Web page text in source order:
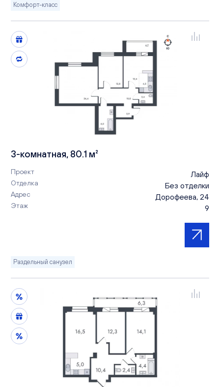
Комфорт-класс
3-комнатная, 80.1 м²
Проект Лайф
Отделка Без отделки
Адрес Дорофеева, 24
Этаж 9
Раздельный санузел